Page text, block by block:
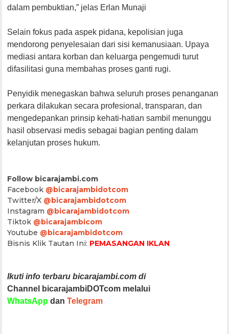
dalam pembuktian,” jelas Erlan Munaji
Selain fokus pada aspek pidana, kepolisian juga
mendorong penyelesaian dari sisi kemanusiaan. Upaya
mediasi antara korban dan keluarga pengemudi turut
difasilitasi guna membahas proses ganti rugi.
Penyidik menegaskan bahwa seluruh proses penanganan
perkara dilakukan secara profesional, transparan, dan
mengedepankan prinsip kehati-hatian sambil menunggu
hasil observasi medis sebagai bagian penting dalam
kelanjutan proses hukum.
Follow bicarajambi.com
Facebook @bicarajambidotcom
Twitter/X @bicarajambidotcom
Instagram @bicarajambidotcom
Tiktok @bicarajambicom
Youtube @bicarajambidotcom
Bisnis Klik Tautan Ini: PEMASANGAN IKLAN
Ikuti info terbaru bicarajambi.com di
Channel bicarajambiDOTcom melalui
WhatsApp danTelegram